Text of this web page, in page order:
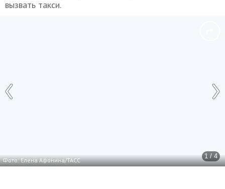
вызвать такси.
1 / 4
Фото: Елена Афонина/ТАСС